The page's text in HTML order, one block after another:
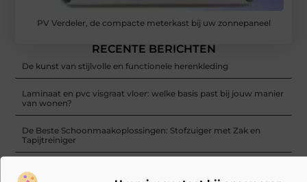
PV Verdeler, de compacte meterkast bij uw zonnepaneel
RECENTE BERICHTEN
De kunst van stijlvolle en functionele herenkleding
Laminaat en pvc visgraat vloer: welke basis past bij jouw manier
van wonen?
De Beste Schoonmaakoplossingen: Stofzuiger met Zak en
Tapijtreiniger
brengt harmonie in de tuin tot leven